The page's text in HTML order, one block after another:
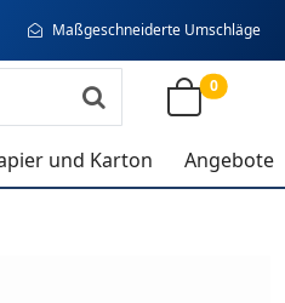
Maßgeschneiderte Umschläge
0
und Karton Angebote